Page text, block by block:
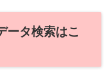
ータ検索はこ